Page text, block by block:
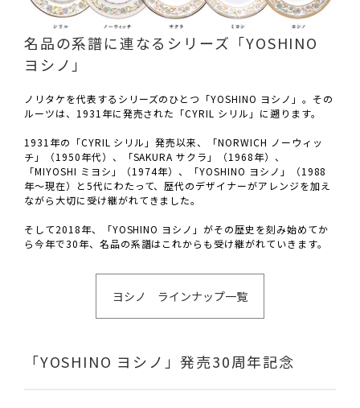
名品の系譜に連なるシリーズ「YOSHINO
ヨシノ」
ノリタケを代表するシリーズのひとつ「YOSHINO ヨシノ」。その
ルーツは、1931年に発売された「CYRIL シリル」に遡ります。
1931年の「CYRIL シリル」発売以来、「NORWICH ノーウィッ
チ」（1950年代）、「SAKURA サクラ」（1968年）、
「MIYOSHI ミヨシ」（1974年）、「YOSHINO ヨシノ」（1988
年〜現在）と5代にわたって、歴代のデザイナーがアレンジを加え
ながら大切に受け継がれてきました。
そして2018年、「YOSHINO ヨシノ」がその歴史を刻み始めてか
ら今年で30年、名品の系譜はこれからも受け継がれていきます。
ヨシノ ラインナップ一覧
「YOSHINO ヨシノ」発売30周年記念